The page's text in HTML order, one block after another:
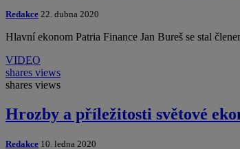
Redakce 22. dubna 2020
Hlavní ekonom Patria Finance Jan Bureš se stal
VIDEO
shares views
shares views
Hrozby a příležitosti světové
Redakce 10. ledna 2020